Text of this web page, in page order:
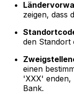
zeigen, dass
den Standort
einen
'XXX' enden,
Bank.